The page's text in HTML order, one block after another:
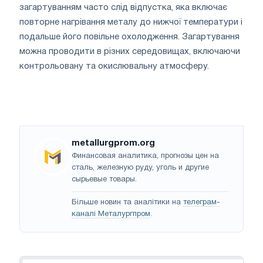
загартуванням часто слід відпустка, яка включає
повторне нагрівання металу до нижчої температури і
подальше його повільне охолодження. Загартування
можна проводити в різних середовищах, включаючи
контрольовану та окислювальну атмосферу.
metallurgprom.org
Финансовая аналитика, прогнозы цен на
сталь, железную руду, уголь и другие
сырьевые товары.
Більше новин та аналітики на телеграм-
каналі Металургпром.